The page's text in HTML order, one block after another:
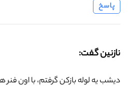
پاسخ
نازنین گفت:
دیشب یه لوله بازکن گرفتم، با اون فنر